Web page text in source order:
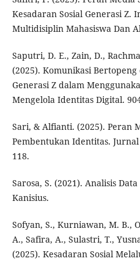
Kesadaran Sosial Generasi Z.
Multidisiplin Mahasiswa Dan
Saputri, D. E., Zain, D.,
(2025). Komunikasi
Generasi Z dalam
Mengelola Identitas Digital.
Sari, & Alfianti. (2025). Peran
Pembentukan Identitas.
118.
Sarosa, S. (2021). Analisis
Kanisius.
Sofyan, S., Kurniawan, M. B.,
A., Safira, A., Sulastri, T.,
(2025). Kesadaran Sosial